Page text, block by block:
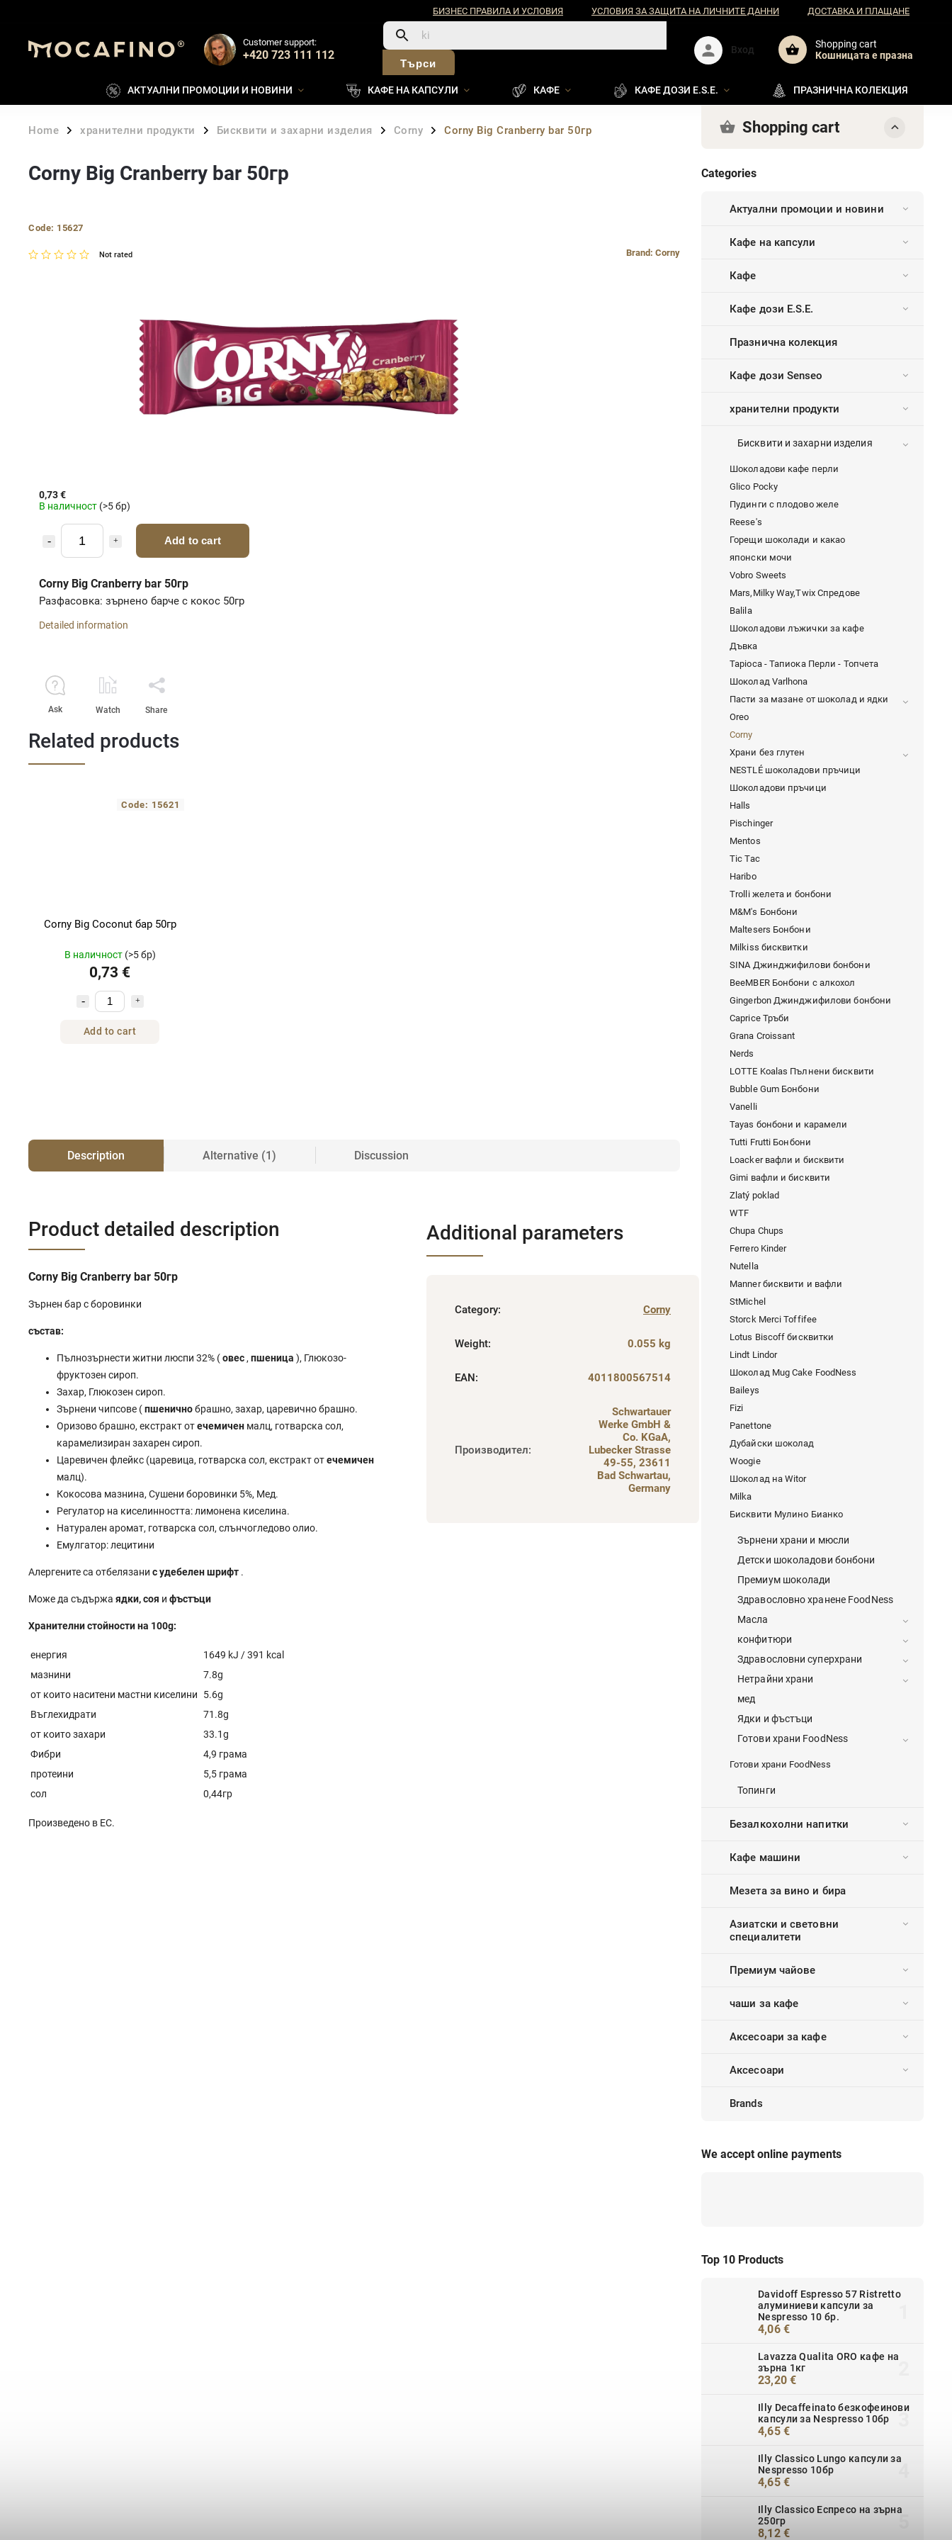
БИЗНЕС ПРАВИЛА И УСЛОВИЯ УСЛОВИЯ ЗА ЗАЩИТА НА ЛИЧНИТЕ ДАННИ ДОСТАВКА И ПЛАЩАНЕ
Customer support:
+420 723 111 112
Търси
Shopping cart
Кошницата e празна
Вход
АКТУАЛНИ ПРОМОЦИИ И НОВИНИ КАФЕ НА КАПСУЛИ КАФЕ КАФЕ ДОЗИ E.S.E. ПРАЗНИЧНА КОЛЕКЦИЯ
Home / хранителни продукти / Бисквити и захарни изделия / Corny / Corny Big Cranberry bar 50гр Shopping cart
Categories
Актуални промоции и новини
Кафе на капсули
Кафе
Кафе дози E.S.E.
Празнична колекция
Кафе дози Senseo
хранителни продукти
Бисквити и захарни изделия
Шоколадови кафе перли
Glico Pocky
Пудинги с плодово желе
Reese's
Горещи шоколади и какао
японски мочи
Vobro Sweets
Mars,Milky Way,Twix Спредове
Balila
Шоколадови лъжички за кафе
Дъвка
Tapioca - Тапиока Перли - Топчета
Шоколад Varlhona
Пасти за мазане от шоколад и ядки
Oreo
Corny
Храни без глутен
NESTLÉ шоколадови пръчици
Шоколадови пръчици
Halls
Pischinger
Mentos
Tic Tac
Haribo
Trolli желета и бонбони
M&M's Бонбони
Maltesers Бонбони
Milkiss бисквитки
SINA Джинджифилови бонбони
BeeMBER Бонбони с алкохол
Gingerbon Джинджифилови бонбони
Caprice Тръби
Grana Croissant
Nerds
LOTTE Koalas Пълнени бисквити
Bubble Gum Бонбони
Vanelli
Tayas бонбони и карамели
Tutti Frutti Бонбони
Loacker вафли и бисквити
Gimi вафли и бисквити
Zlatý poklad
WTF
Chupa Chups
Ferrero Kinder
Nutella
Manner бисквити и вафли
StMichel
Storck Merci Toffifee
Lotus Biscoff бисквитки
Lindt Lindor
Шоколад Mug Cake FoodNess
Baileys
Fizi
Panettone
Дубайски шоколад
Woogie
Шоколад на Witor
Milka
Бисквити Мулино Бианко
Зърнени храни и мюсли
Детски шоколадови бонбони
Премиум шоколади
Здравословно хранене FoodNess
Масла
конфитюри
Здравословни суперхрани
Нетрайни храни
мед
Ядки и фъстъци
Готови храни FoodNess
Готови храни FoodNess
Топинги
Безалкохолни напитки
Кафе машини
Мезета за вино и бира
Азиатски и световни
специалитети
Премиум чайове
чаши за кафе
Аксесоари за кафе
Аксесоари
Brands
We accept online payments
Top 10 Products
Davidoff Espresso 57 Ristretto
алуминиеви капсули за
Nespresso 10 бр.
4,06 €
Lavazza Qualita ORO кафе на
зърна 1кг
23,20 €
Illy Decaffeinato безкофеинови
капсули за Nespresso 10бр
4,65 €
Illy Classico Lungo капсули за
Nespresso 10бр
4,65 €
Illy Classico Еспресо на зърна
250гр
8,12 €
Corny Big Cranberry bar 50гр
Code: 15627
Not rated Brand: Corny
0,73 €
В наличност (>5 бр)
Add to cart
Corny Big Cranberry bar 50гр
Разфасовка: зърнено барче с кокос 50гр
Detailed information
Ask Watch Share
Related products
Corny Big Coconut бар 50гр
В наличност (>5 бр)
0,73 €
Add to cart
Code: 15621
Description Alternative (1) Discussion
Product detailed description
Corny Big Cranberry bar 50гр
Зърнен бар с боровинки
състав:
Пълнозърнести житни люспи 32% (овес , пшеница ), Глюкозо-
фруктозен сироп.
Захар, Глюкозен сироп.
Зърнени чипсове (пшеничнобрашно, захар, царевично брашно.
Оризово брашно, екстракт отечемичен малц, готварска сол,
карамелизиран захарен сироп.
Царевичен флейкс (царевица, готварска сол, екстракт отечемичен
малц).
Кокосова мазнина, Сушени боровинки 5%, Мед.
Регулатор на киселинността: лимонена киселина.
Натурален аромат, готварска сол, слънчогледово олио.
Емулгатор: лецитини
Алергените са отбелязани с удебелен шрифт .
Може да съдържа ядки, соя и фъстъци
Хранителни стойности на 100g:
енергия
1649 kJ / 391 kcal
мазнини
7.8g
от които наситени мастни киселини
5.6g
Въглехидрати
71.8g
от които захари
33.1g
Фибри
4,9 грама
протеини
5,5 грама
сол
0,44гр
Произведено в ЕС.
Additional parameters
Category: Corny
Weight: 0.055 kg
EAN: 4011800567514
Производител:
Schwartauer
Werke GmbH &
Co. KGaA,
Lubecker Strasse
49-55, 23611
Bad Schwartau,
Germany